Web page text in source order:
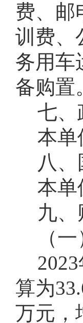
费、邮
训费、
务用车
备购置
七、
本单
八
本单
九、
（
算为
万元，